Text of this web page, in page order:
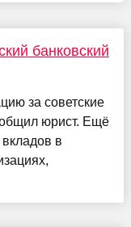
банковский
за советские
юрист. Ещё
в